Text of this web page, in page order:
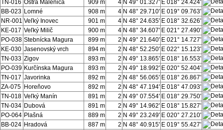
TN-016 Ostrá Malenica 909 m 4 N 49° 01.327' E 018° 24.424'
BB-023 Lomné 908 m 4 N 48° 29.710' E 019° 09.763'
NR-001 Veľký Inovec 901 m 4 N 48° 24.635' E 018° 32.626'
KE-017 Veľký Milič 900 m 4 N 48° 34.607' E 021° 27.490'
PO-038 Stebnícka Magura 899 m 2 N 49° 21.640' E 021° 14.727'
KE-030 Jasenovský vrch 894 m 2 N 48° 52.250' E 022° 15.123'
TN-033 Zigov 893 m 2 N 49° 13.865' E 018° 16.553'
PO-039 Kurčínska Magura 893 m 2 N 49° 18.992' E 020° 52.404'
TN-017 Javorinka 892 m 2 N 48° 56.065' E 018° 26.867'
ZA-075 Horeňovo 892 m 2 N 48° 47.194' E 018° 47.093'
TN-018 Veľký Manín 891 m 2 N 49° 07.554' E 018° 29.750'
TN-034 Dubová 891 m 2 N 49° 14.962' E 018° 15.827'
PO-064 Plašná 889 m 2 N 49° 23.249' E 020° 27.210'
BB-024 Hradová 887 m 2 N 48° 40.915' E 019° 55.427'